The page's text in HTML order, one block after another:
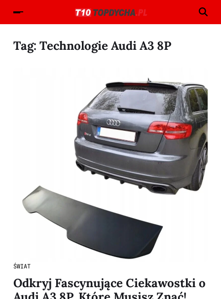
Tag: Technologie Audi A3 8P
ŚWIAT
Odkryj Fascynujące Ciekawostki o